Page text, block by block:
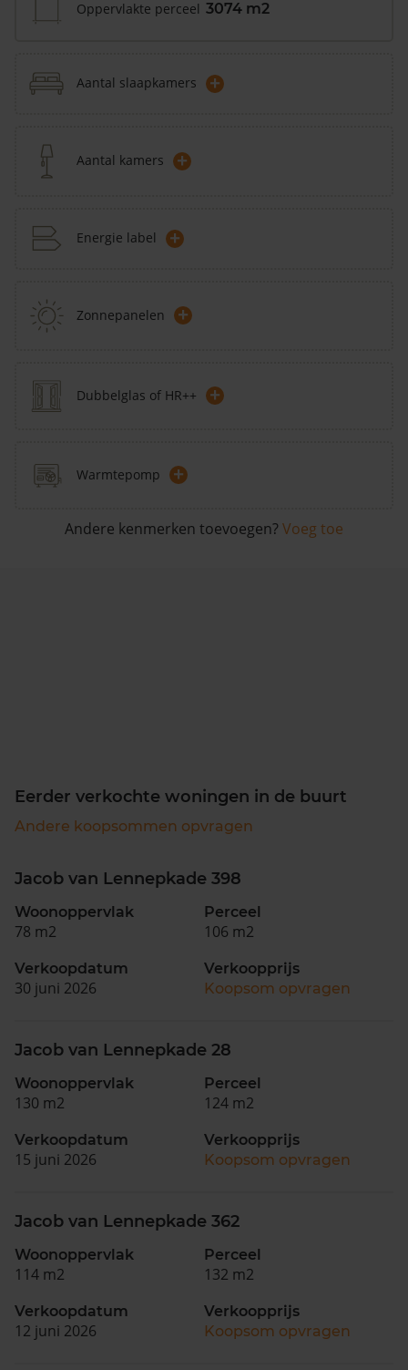
Oppervlakte perceel 3074 m2
Aantal slaapkamers +
Aantal kamers +
Energie label +
Zonnepanelen +
Dubbelglas of HR++ +
Warmtepomp +
Andere kenmerken toevoegen? Voeg toe
Eerder verkochte woningen in de buurt
Andere koopsommen opvragen
Jacob van Lennepkade 398
Woonoppervlak
78 m2
Perceel
106 m2
Verkoopdatum
30 juni 2026
Verkoopprijs
Koopsom opvragen
Jacob van Lennepkade 28
Woonoppervlak
130 m2
Perceel
124 m2
Verkoopdatum
15 juni 2026
Verkoopprijs
Koopsom opvragen
Jacob van Lennepkade 362
Woonoppervlak
114 m2
Perceel
132 m2
Verkoopdatum
12 juni 2026
Verkoopprijs
Koopsom opvragen